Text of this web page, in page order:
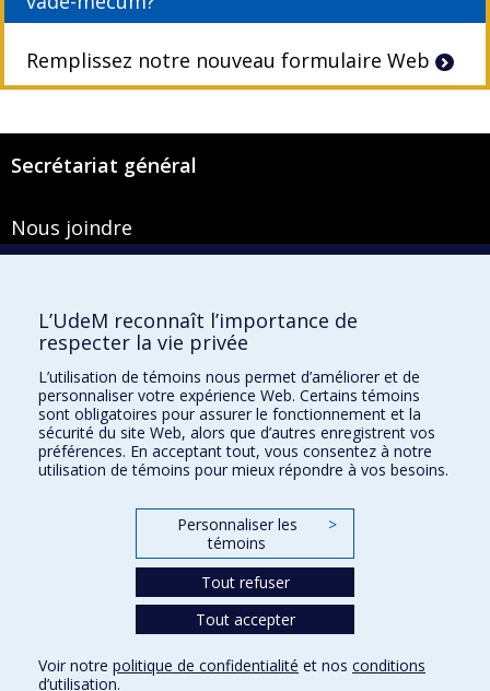
Remplissez notre nouveau formulaire Web
Secrétariat général
Nous joindre
Montréal (Québec) H3T 1J4
Courriel : secretariat-general@umontreal.ca
Admission
Plan du site
Accessibilité
Accès au portail sécurisé du Secrétariat général
Recherche dans le vade-mecum
Conditions d’utilisation
L’UdeM reconnaît l’importance de
respecter la vie privée
L’utilisation de témoins nous permet d’améliorer et de
personnaliser votre expérience Web. Certains témoins
sont obligatoires pour assurer le fonctionnement et la
sécurité du site Web, alors que d’autres enregistrent vos
préférences. En acceptant tout, vous consentez à notre
utilisation de témoins pour mieux répondre à vos besoins.
Personnaliser les
témoins
>
Tout refuser
Tout accepter
Voir notre politique de confidentialité et nos conditions
d’utilisation.